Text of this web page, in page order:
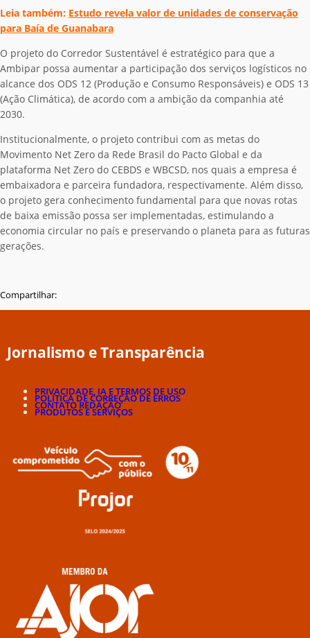
Leia também: Estudo revela valor de unidades de conservação
para Baía de Guanabara
O projeto do Corredor Sustentável é estratégico para que a
Ambipar possa aumentar a participação dos serviços logísticos no
alcance dos ODS 12 (Produção e Consumo Responsáveis) e ODS 13
(Ação Climática), de acordo com a ambição da companhia até
2030.
Institucionalmente, o projeto contribui com as metas do
Movimento Net Zero da Rede Brasil do Pacto Global e da
plataforma Net Zero do CEBDS e WBCSD, nos quais a empresa é
embaixadora e parceira fundadora, respectivamente. Além disso,
o projeto gera conhecimento fundamental para que novas rotas
de baixa emissão possa ser implementadas, estimulando a
economia circular no país e preservando o planeta para as futuras
gerações.
Compartilhar:
Jornalismo e Transparência
PRIVACIDADE, IA E TERMOS DE USO
POLÍTICA DE CORREÇÃO DE ERROS
CONTATO REDAÇÃO
PRODUTOS E SERVIÇOS